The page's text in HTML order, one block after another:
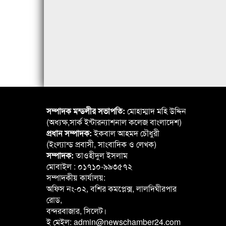
সম্পাদক মন্ডলীর সভাপতি: মোহাম্মাদ মহি উদ্দিন
(অধ্যক্ষ,সার্ক ইন্টারন্যাশনাল কলেজ বাংলাদেশ)
প্রধান সম্পাদক:ইকবাল আহমদ চৌধুরী
(ইংল্যান্ড প্রবাসী, সাংবাদিক ও লেখক)
সম্পাদক:তাওহীদুল ইসলাম
মোবাইল : ০১৭১০-৯৯৩৫৭২
সম্পাদকীয় কার্যালয়:
অফিস নং-০২, বশির কমপ্লেক্স, লালদিঘীরপার
রোড,
বন্দরবাজার, সিলেট।
ই মেইল: admin@newschamber24.com